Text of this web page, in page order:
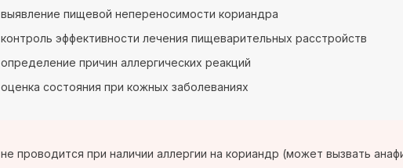
выявление пищевой непереносимости кориандра
контроль эффективности лечения пищеварительных расстройств
определение причин аллергических реакций
оценка состояния при кожных заболеваниях
не проводится при наличии аллергии на кориандр (может вызвать